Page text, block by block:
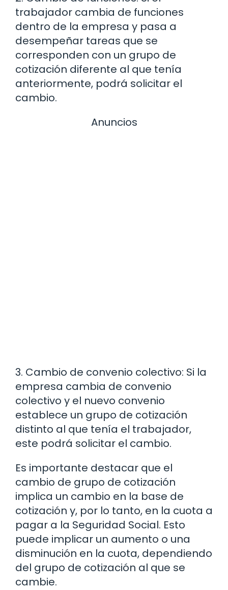
trabajador cambia de funciones
dentro de la empresa y pasa a
desempeñar tareas que se
corresponden con un grupo de
cotización diferente al que tenía
anteriormente, podrá solicitar el
cambio.
Anuncios
3. Cambio de convenio colectivo: Si la
empresa cambia de convenio
colectivo y el nuevo convenio
establece un grupo de cotización
distinto al que tenía el trabajador,
este podrá solicitar el cambio.
Es importante destacar que el
cambio de grupo de cotización
implica un cambio en la base de
cotización y, por lo tanto, en la cuota a
pagar a la Seguridad Social. Esto
puede implicar un aumento o una
disminución en la cuota, dependiendo
del grupo de cotización al que se
cambie.